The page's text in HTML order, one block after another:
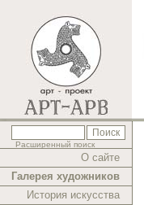
Расширенный поиск
О сайте
Галерея художников
История искусства